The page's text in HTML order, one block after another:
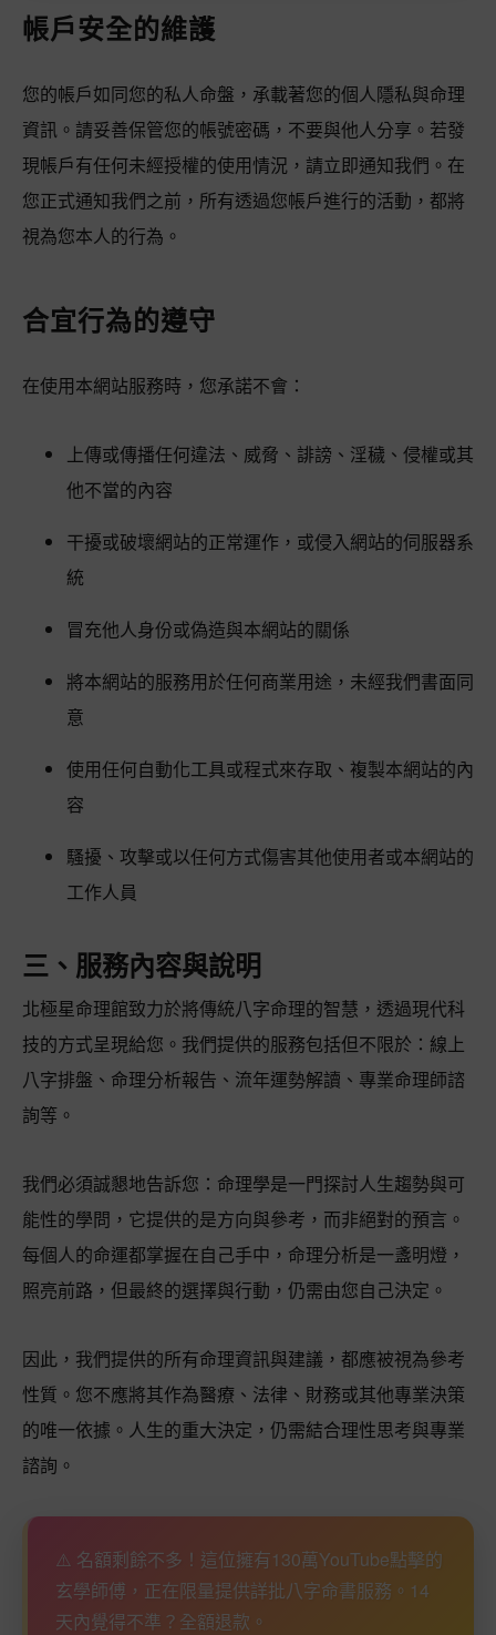
帳戶安全的維護
您的帳戶如同您的私人命盤，承載著您的個人隱私與命理
資訊。請妥善保管您的帳號密碼，不要與他人分享。若發
現帳戶有任何未經授權的使用情況，請立即通知我們。在
您正式通知我們之前，所有透過您帳戶進行的活動，都將
視為您本人的行為。
合宜行為的遵守
在使用本網站服務時，您承諾不會：
上傳或傳播任何違法、威脅、誹謗、淫穢、侵權或其
他不當的內容
干擾或破壞網站的正常運作，或侵入網站的伺服器系
統
冒充他人身份或偽造與本網站的關係
將本網站的服務用於任何商業用途，未經我們書面同
意
使用任何自動化工具或程式來存取、複製本網站的內
容
騷擾、攻擊或以任何方式傷害其他使用者或本網站的
工作人員
三、服務內容與說明
北極星命理館致力於將傳統八字命理的智慧，透過現代科
技的方式呈現給您。我們提供的服務包括但不限於：線上
八字排盤、命理分析報告、流年運勢解讀、專業命理師諮
詢等。
我們必須誠懇地告訴您：命理學是一門探討人生趨勢與可
能性的學問，它提供的是方向與參考，而非絕對的預言。
每個人的命運都掌握在自己手中，命理分析是一盞明燈，
照亮前路，但最終的選擇與行動，仍需由您自己決定。
因此，我們提供的所有命理資訊與建議，都應被視為參考
性質。您不應將其作為醫療、法律、財務或其他專業決策
的唯一依據。人生的重大決定，仍需結合理性思考與專業
諮詢。
⚠️ 名額剩餘不多！這位擁有130萬YouTube點擊的
玄學師傅，正在限量提供詳批八字命書服務。14
天內覺得不準？全額退款。